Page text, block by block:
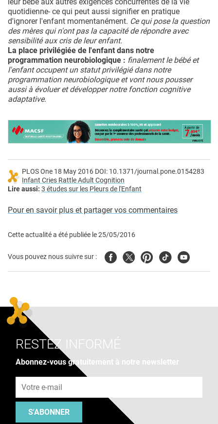
quotidienne- ce qui peut aussi signifier en pratique
d'ignorer l'enfant momentanément. Ce qui pose la question
des mères qui n'ont pas la capacité de répondre avec
sensibilité aux cris de leur enfant.
La place privilégiée de l'enfant dans notre
programmation neurobiologique : finalement le bébé et
l'enfant occupent un statut privilégié dans notre
programmation neurobiologique et vont nous pousser
aussi à évoluer et développer notre fonction cognitive
adaptative.
PLOS One 18 May 2016 DOI: 10.1371/journal.pone.0154283
Infant Cries Rattle Adult Cognition
Lire aussi: 3 études sur les Pleurs de l'Enfant
Pour en savoir plus et partager vos commentaires
Cette actualité a été publiée le25/05/2016
Vous pouvez nous suivre sur : FacebookTwitterPinterest
TiktokYoutube
RESTEZ INFORMÉ
Abonnez-vous gratuitement à notre newsletter
S'ABONNER